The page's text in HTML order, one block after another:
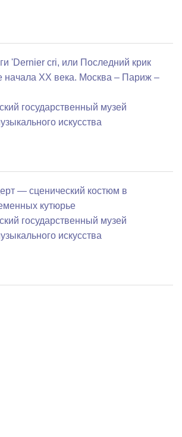
'Dernier cri, или Последний крик
начала XX века. Москва – Париж –
государственный музей
искусства
— сценический костюм в
кутюрье
государственный музей
искусства